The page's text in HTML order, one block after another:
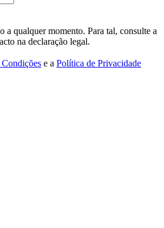
a qualquer momento. Para tal, consulte a
na declaração legal.
e a Política de Privacidade